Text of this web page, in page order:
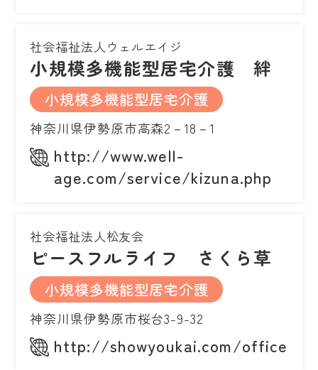
社会福祉法人ウェルエイジ
小規模多機能型居宅介護 絆
小規模多機能型居宅介護
神奈川県伊勢原市高森2－18－1
http://www.well-
age.com/service/kizuna.php
社会福祉法人松友会
ピースフルライフ さくら草
小規模多機能型居宅介護
神奈川県伊勢原市桜台3-9-32
http://showyoukai.com/office/